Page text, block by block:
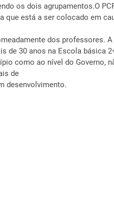
os dois agrupamentos.O
que está a ser colocado em
dos professores.
30 anos na Escola básica
como ao nível do
de
desenvolvimento.